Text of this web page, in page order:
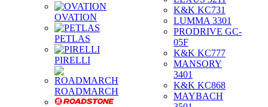
OVATION
PETLAS
PIRELLI
ROADMARCH
K&K KC731
LUMMA 3301
PRODRIVE GC-
05F
K&K KC777
MANSORY
3401
K&K KC868
MAYBACH